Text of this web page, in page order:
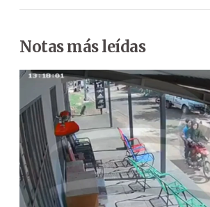
Notas más leídas